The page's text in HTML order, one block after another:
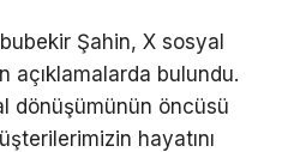
Şahin, X sosyal
açıklamalarda bulundu.
dönüşümünün öncüsü
hayatını